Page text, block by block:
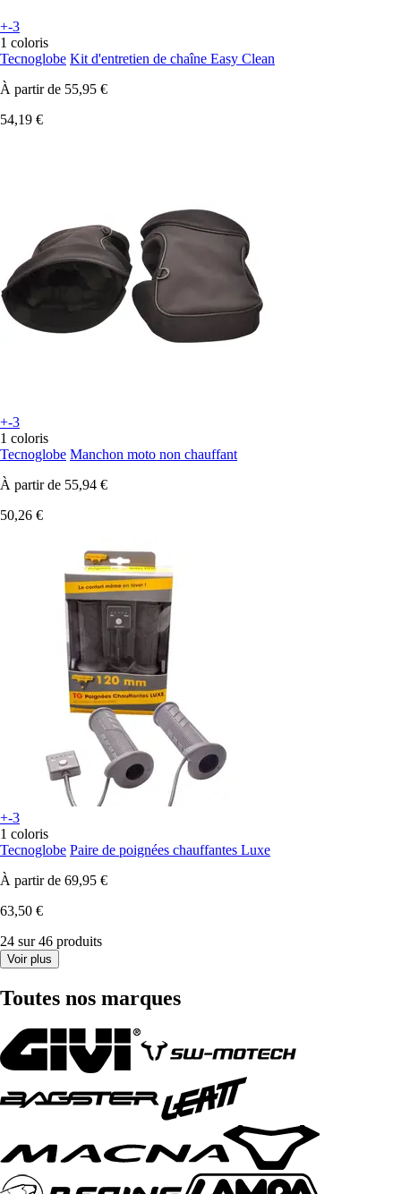
+-3
1 coloris
Tecnoglobe Kit d'entretien de chaîne Easy Clean
À partir de 55,95 €
54,19 €
+-3
1 coloris
Tecnoglobe Manchon moto non chauffant
À partir de 55,94 €
50,26 €
+-3
1 coloris
Tecnoglobe Paire de poignées chauffantes Luxe
À partir de 69,95 €
63,50 €
24 sur 46 produits
Voir plus
Toutes nos marques